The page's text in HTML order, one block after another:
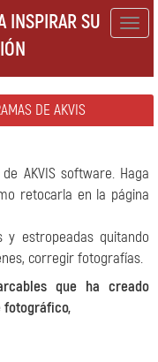
INSPIRAR SU
DE AKVIS
AKVIS software. Haga
retocarla en la página
estropeadas quitando
corregir fotografías.
que ha creado
fotográfico,